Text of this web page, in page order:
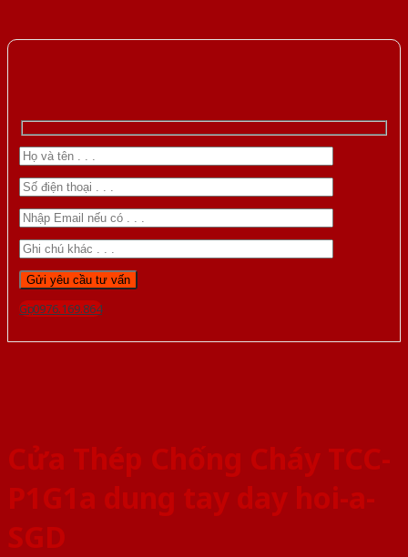
Gọi 0976.169.864
Cửa Thép Chống Cháy TCC-
P1G1a dung tay day hoi-a-
SGD